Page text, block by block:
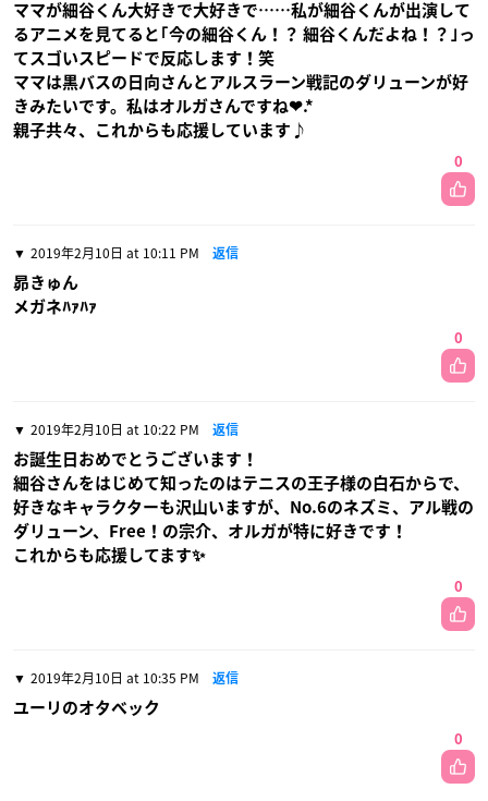
ママが細谷くん大好きで大好きで……私が細谷くんが出演して
るアニメを見てると｢今の細谷くん！？ 細谷くんだよね！？｣っ
てスゴいスピードで反応します！笑
ママは黒バスの日向さんとアルスラーン戦記のダリューンが好
きみたいです。私はオルガさんですね❤︎.*
親子共々、これからも応援しています♪
0
2019年2月10日 at 10:11 PM 返信
昴きゅん
メガネﾊｧﾊｧ
0
2019年2月10日 at 10:22 PM 返信
お誕生日おめでとうございます！
細谷さんをはじめて知ったのはテニスの王子様の白石からで、
好きなキャラクターも沢山いますが、No.6のネズミ、アル戦の
ダリューン、Free！の宗介、オルガが特に好きです！
これからも応援してます✨
0
2019年2月10日 at 10:35 PM 返信
ユーリのオタベック
0